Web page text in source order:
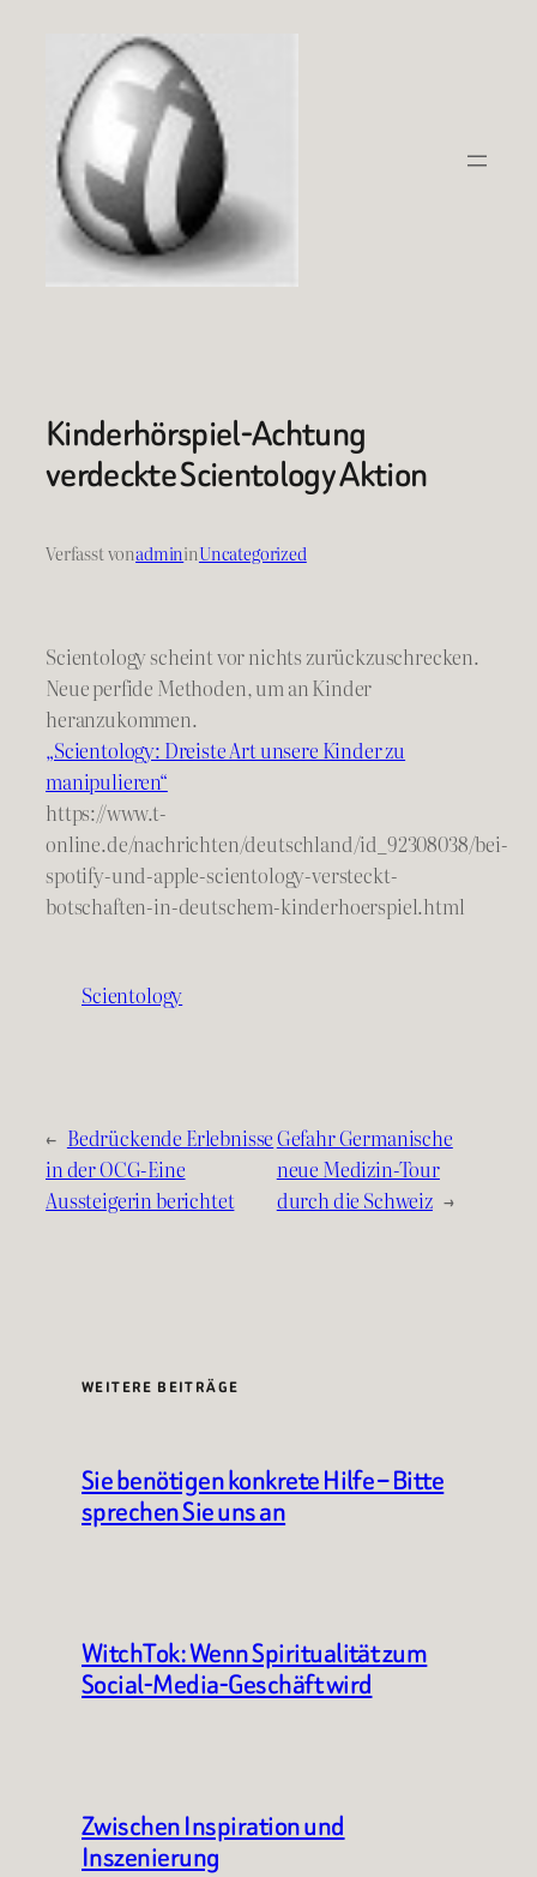
springen
Kinderhörspiel-Achtung
verdeckte Scientology Aktion
Verfasst vonadmininUncategorized
Scientology scheint vor nichts zurückzuschrecken.
Neue perfide Methoden, um an Kinder
heranzukommen.
„Scientology: Dreiste Art unsere Kinder zu
manipulieren“
https://www.t-
online.de/nachrichten/deutschland/id_92308038/bei-
spotify-und-apple-scientology-versteckt-
botschaften-in-deutschem-kinderhoerspiel.html
Scientology
← Bedrückende Erlebnisse
in der OCG-Eine
Aussteigerin berichtet
Gefahr Germanische
neue Medizin-Tour
durch die Schweiz →
WEITERE BEITRÄGE
Sie benötigen konkrete Hilfe – Bitte
sprechen Sie uns an
WitchTok: Wenn Spiritualität zum
Social-Media-Geschäft wird
Zwischen Inspiration und
Inszenierung